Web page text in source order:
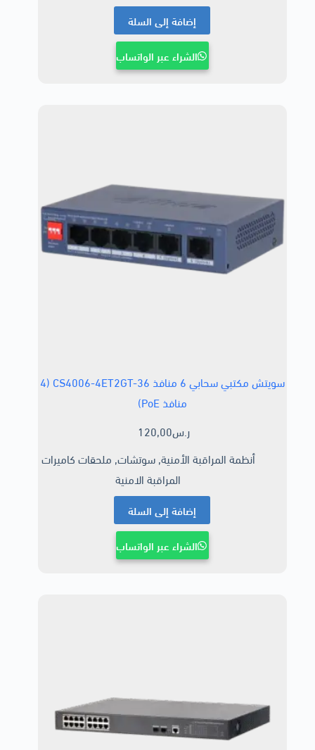
إضافة إلى السلة
الشراء عبر الواتساب
سويتش مكتبي سحابي 6 منافذ CS4006-4ET2GT-36 (4
منافذ PoE)
120,00ر.س
أنظمة المراقبة الأمنية,سوتشات, ملحقات كاميرات
المراقبة الامنية
إضافة إلى السلة
الشراء عبر الواتساب